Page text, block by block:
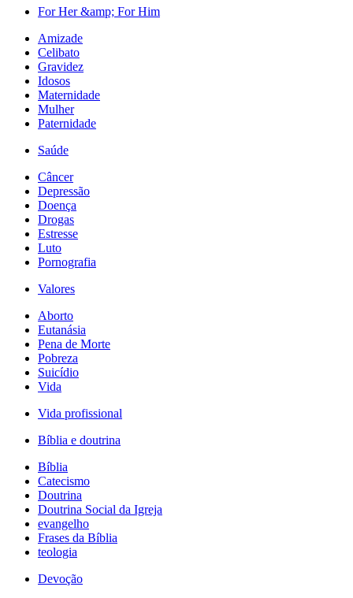
For Her &amp; For Him
Amizade
Celibato
Gravidez
Idosos
Maternidade
Mulher
Paternidade
Saúde
Câncer
Depressão
Doença
Drogas
Estresse
Luto
Pornografia
Valores
Aborto
Eutanásia
Pena de Morte
Pobreza
Suicídio
Vida
Vida profissional
Bíblia e doutrina
Bíblia
Catecismo
Doutrina
Doutrina Social da Igreja
evangelho
Frases da Bíblia
teologia
Devoção